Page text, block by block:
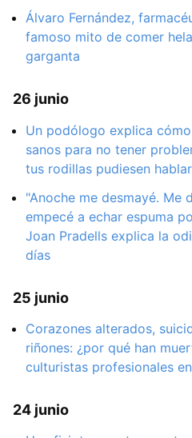
Álvaro Fernández,
famoso mito de comer
garganta
26 junio
Un podólogo explica
sanos para no tener
tus rodillas pudiesen
"Anoche me desmayé. Me
empecé a echar espuma
Joan Pradells explica la
días
25 junio
Corazones alterados,
riñones: ¿por qué han
culturistas profesionales
24 junio